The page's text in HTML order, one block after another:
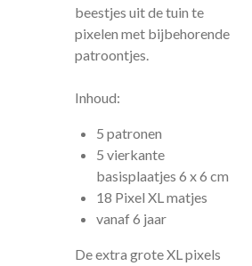
beestjes uit de tuin te
pixelen met bijbehorende
patroontjes.
Inhoud:
5 patronen
5 vierkante
basisplaatjes 6 x 6 cm
18 Pixel XL matjes
vanaf 6 jaar
De extra grote XL pixels